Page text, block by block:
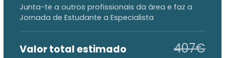
Junta-te a outros profissionais da área e faz a
Jornada de Estudante a Especialista
Valor total estimado 407€